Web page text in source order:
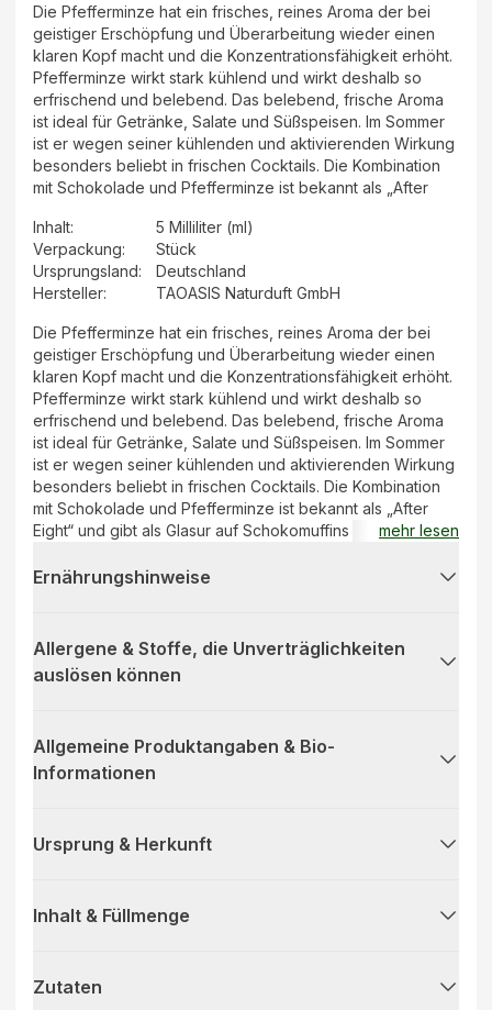
Die Pfefferminze hat ein frisches, reines Aroma der bei
geistiger Erschöpfung und Überarbeitung wieder einen
klaren Kopf macht und die Konzentrationsfähigkeit erhöht.
Pfefferminze wirkt stark kühlend und wirkt deshalb so
erfrischend und belebend. Das belebend, frische Aroma
ist ideal für Getränke, Salate und Süßspeisen. Im Sommer
ist er wegen seiner kühlenden und aktivierenden Wirkung
besonders beliebt in frischen Cocktails. Die Kombination
mit Schokolade und Pfefferminze ist bekannt als „After
Inhalt:
5 Milliliter (ml)
Verpackung:
Stück
Ursprungsland:
Deutschland
Hersteller: TAOASIS Naturduft GmbH
Die Pfefferminze hat ein frisches, reines Aroma der bei
geistiger Erschöpfung und Überarbeitung wieder einen
klaren Kopf macht und die Konzentrationsfähigkeit erhöht.
Pfefferminze wirkt stark kühlend und wirkt deshalb so
erfrischend und belebend. Das belebend, frische Aroma
ist ideal für Getränke, Salate und Süßspeisen. Im Sommer
ist er wegen seiner kühlenden und aktivierenden Wirkung
besonders beliebt in frischen Cocktails. Die Kombination
mit Schokolade und Pfefferminze ist bekannt als „After
Eight“ und gibt als Glasur auf Schokomuffins oder bei
unsere Bio-Aromen doch mal aus! Unter Rezepte & Tipps
mehr lesen
Ernährungshinweise
Allergene & Stoffe, die Unverträglichkeiten
auslösen können
Allgemeine Produktangaben & Bio-
Informationen
Ursprung & Herkunft
Inhalt & Füllmenge
Zutaten